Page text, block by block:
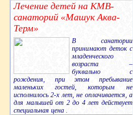
Лечение детей на КМВ-
санаторий «Машук Аква-
Терм»
В санатории
принимают деток с
младенческого
возраста –
буквально с
рождения, при этом пребывание
маленьких гостей, которым не
исполнилось 2-х лет, не оплачивается, а
для малышей от 2 до 4 лет действует
специальная цена .